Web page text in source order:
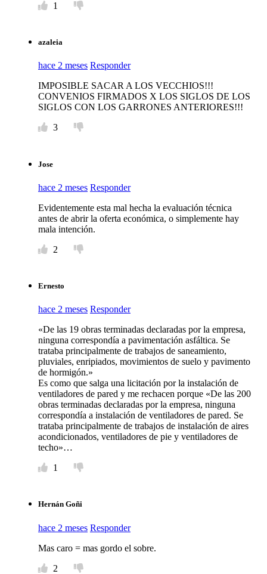
1
azaleia
hace 2 meses Responder
IMPOSIBLE SACAR A LOS VECCHIOS!!!
CONVENIOS FIRMADOS X LOS SIGLOS DE LOS
SIGLOS CON LOS GARRONES ANTERIORES!!!
3
Jose
hace 2 meses Responder
Evidentemente esta mal hecha la evaluación técnica
antes de abrir la oferta económica, o simplemente hay
mala intención.
2
Ernesto
hace 2 meses Responder
«De las 19 obras terminadas declaradas por la empresa,
ninguna correspondía a pavimentación asfáltica. Se
trataba principalmente de trabajos de saneamiento,
pluviales, enripiados, movimientos de suelo y pavimento
de hormigón.»
Es como que salga una licitación por la instalación de
ventiladores de pared y me rechacen porque «De las 200
obras terminadas declaradas por la empresa, ninguna
correspondía a instalación de ventiladores de pared. Se
trataba principalmente de trabajos de instalación de aires
acondicionados, ventiladores de pie y ventiladores de
techo»…
1
Hernán Goñi
hace 2 meses Responder
Mas caro = mas gordo el sobre.
2